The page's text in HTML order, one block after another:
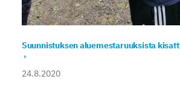
Suunnistuksen aluemestaruuksista
24.8.2020